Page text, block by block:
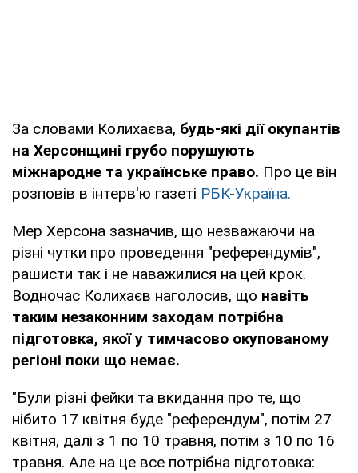
За словами Колихаєва, будь-які дії окупантів
на Херсонщині грубо порушують
міжнародне та українське право. Про це він
розповів в інтерв'ю газеті РБК-Україна.
Мер Херсона зазначив, що незважаючи на
різні чутки про проведення "референдумів",
рашисти так і не наважилися на цей крок.
Водночас Колихаєв наголосив, що навіть
таким незаконним заходам потрібна
підготовка, якої у тимчасово окупованому
регіоні поки що немає.
"Були різні фейки та вкидання про те, що
нібито 17 квітня буде "референдум", потім 27
квітня, далі з 1 по 10 травня, потім з 10 по 16
травня. Але на це все потрібна підготовка: